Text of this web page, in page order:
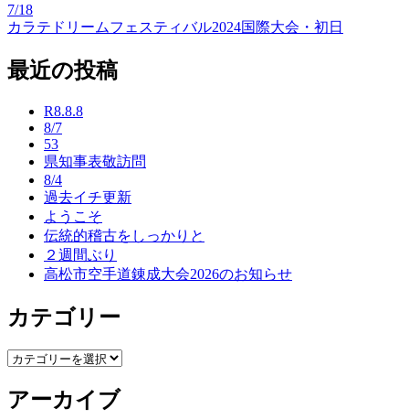
投
ナ
7/18
カラテドリームフェスティバル2024国際大会・初日
最近の投稿
R8.8.8
8/7
53
県知事表敬訪問
8/4
過去イチ更新
ようこそ
伝統的稽古をしっかりと
２週間ぶり
高松市空手道錬成大会2026のお知らせ
カテゴリー
カ
ゴ
アーカイブ